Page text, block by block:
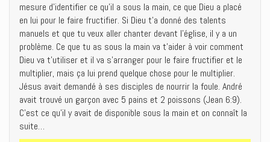
mesure d’identifier ce qu’il a sous la main, ce que Dieu a placé
en lui pour le faire fructifier. Si Dieu t’a donné des talents
manuels et que tu veux aller chanter devant l’église, il y a un
problème. Ce que tu as sous la main va t’aider à voir comment
Dieu va t’utiliser et il va s’arranger pour le faire fructifier et le
multiplier, mais ça lui prend quelque chose pour le multiplier.
Jésus avait demandé à ses disciples de nourrir la foule. André
avait trouvé un garçon avec 5 pains et 2 poissons (Jean 6:9).
C’est ce qu’il y avait de disponible sous la main et on connaît la
suite…